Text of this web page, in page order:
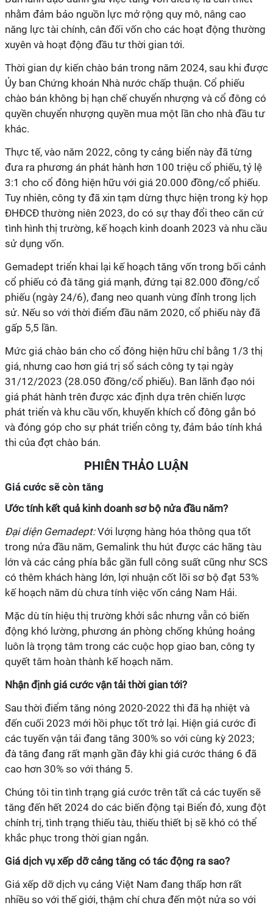
nhằm đảm bảo nguồn lực mở rộng quy mô, nâng cao
năng lực tài chính, cân đối vốn cho các hoạt động thường
xuyên và hoạt động đầu tư thời gian tới.
Thời gian dự kiến chào bán trong năm 2024, sau khi được
Ủy ban Chứng khoán Nhà nước chấp thuận. Cổ phiếu
chào bán không bị hạn chế chuyển nhượng và cổ đông có
quyền chuyển nhượng quyền mua một lần cho nhà đầu tư
khác.
Thực tế, vào năm 2022, công ty cảng biển này đã từng
đưa ra phương án phát hành hơn 100 triệu cổ phiếu, tỷ lệ
3:1 cho cổ đông hiện hữu với giá 20.000 đồng/cổ phiếu.
Tuy nhiên, công ty đã xin tạm dừng thực hiện trong kỳ họp
ĐHĐCĐ thường niên 2023, do có sự thay đổi theo căn cứ
tình hình thị trường, kế hoạch kinh doanh 2023 và nhu cầu
sử dụng vốn.
Gemadept triển khai lại kế hoạch tăng vốn trong bối cảnh
cổ phiếu có đà tăng giá mạnh, đứng tại 82.000 đồng/cổ
phiếu (ngày 24/6), đang neo quanh vùng đỉnh trong lịch
sử. Nếu so với thời điểm đầu năm 2020, cổ phiếu này đã
gấp 5,5 lần.
Mức giá chào bán cho cổ đông hiện hữu chỉ bằng 1/3 thị
giá, nhưng cao hơn giá trị sổ sách công ty tại ngày
31/12/2023 (28.050 đồng/cổ phiếu). Ban lãnh đạo nói
giá phát hành trên được xác định dựa trên chiến lược
phát triển và khu cầu vốn, khuyến khích cổ đông gắn bó
và đóng góp cho sự phát triển công ty, đảm bảo tính khả
thi của đợt chào bán.
PHIÊN THẢO LUẬN
Giá cước sẽ còn tăng
Ước tính kết quả kinh doanh sơ bộ nửa đầu năm?
Đại diện Gemadept:Với lượng hàng hóa thông qua tốt
trong nửa đầu năm, Gemalink thu hút được các hãng tàu
lớn và các cảng phía bắc gần full công suất cũng như SCS
có thêm khách hàng lớn, lợi nhuận cốt lõi sơ bộ đạt 53%
kế hoạch năm dù chưa tính việc vốn cảng Nam Hải.
Mặc dù tín hiệu thị trường khởi sắc nhưng vẫn có biến
động khó lường, phương án phòng chống khủng hoảng
luôn là trọng tâm trong các cuộc họp giao ban, công ty
quyết tâm hoàn thành kế hoạch năm.
Nhận định giá cước vận tải thời gian tới?
Sau thời điểm tăng nóng 2020-2022 thì đã hạ nhiệt và
đến cuối 2023 mới hồi phục tốt trở lại. Hiện giá cước đi
các tuyến vận tải đang tăng 300% so với cùng kỳ 2023;
đà tăng đang rất mạnh gần đây khi giá cước tháng 6 đã
cao hơn 30% so với tháng 5.
Chúng tôi tin tình trạng giá cước trên tất cả các tuyến sẽ
tăng đến hết 2024 do các biến động tại Biển đỏ, xung đột
chính trị, tình trạng thiếu tàu, thiếu thiết bị sẽ khó có thể
khắc phục trong thời gian ngắn.
Giá dịch vụ xếp dỡ cảng tăng có tác động ra sao?
Giá xếp dỡ dịch vụ cảng Việt Nam đang thấp hơn rất
nhiều so với thế giới, thậm chí chưa đến một nửa so với